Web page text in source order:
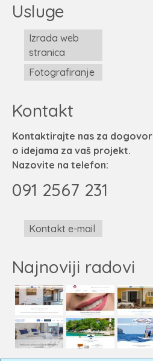
Usluge
Izrada web
stranica
Fotografiranje
Kontakt
Kontaktirajte nas za dogovor
o idejama za vaš projekt.
Nazovite na telefon:
091 2567 231
Kontakt e-mail
Najnoviji radovi